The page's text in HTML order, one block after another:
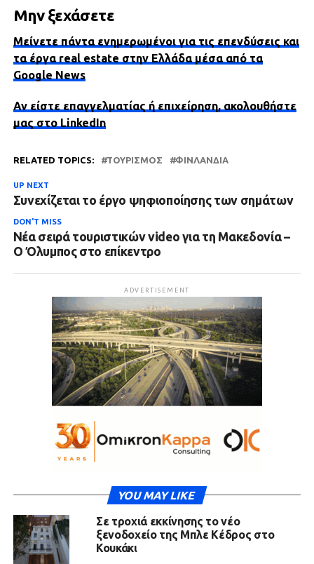
Μην ξεχάσετε
Μείνετε πάντα ενημερωμένοι για τις επενδύσεις και
τα έργα real estate στην Ελλάδα μέσα από τα
Google News
Αν είστε επαγγελματίας ή επιχείρηση, ακολουθήστε
μας στο LinkedIn
RELATED TOPICS: ΤΟΥΡΙΣΜΌΣ ΦΙΝΛΑΝΔΊΑ
UP NEXT
Συνεχίζεται το έργο ψηφιοποίησης των σημάτων
DON'T MISS
Νέα σειρά τουριστικών video για τη Μακεδονία –
Ο Όλυμπος στο επίκεντρο
ADVERTISEMENT
YOU MAY LIKE
Σε τροχιά εκκίνησης το νέο
ξενοδοχείο της Μπλε Κέδρος στο
Κουκάκι